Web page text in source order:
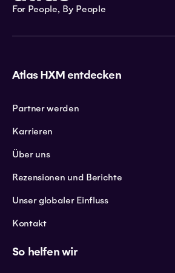
For People, By People
Atlas HXM entdecken
Partner werden
Karrieren
Über uns
Rezensionen und Berichte
Unser globaler Einfluss
Kontakt
So helfen wir